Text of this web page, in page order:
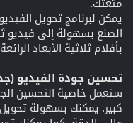
متعتك.
الصنع بسهولة إلى فيديو
بأفلام ثلاثية الأبعاد
تحسين جودة الفيديو
ستعمل خاصية التحسين
كبير. يمكنك بسهولة